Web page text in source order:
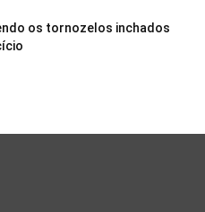
os tornozelos inchados